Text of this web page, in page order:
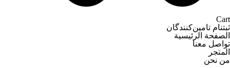
Cart
ثبتنام تامین‌کنندگان
الصفحة الرئيسية
تواصل معنا
المتجر
من نحن